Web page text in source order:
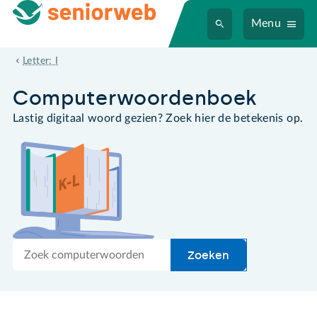
Menu
Letter: I
ICQ
Computer­woordenboek
Lastig digitaal woord gezien? Zoek hier de betekenis op.
Zoek
Zoeken